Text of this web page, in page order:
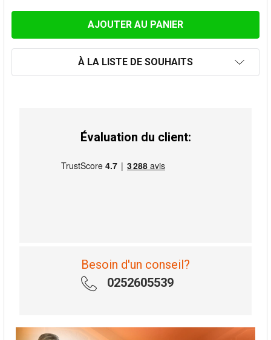
À LA LISTE DE SOUHAITS
Évaluation du client:
Besoin d'un conseil?
0252605539